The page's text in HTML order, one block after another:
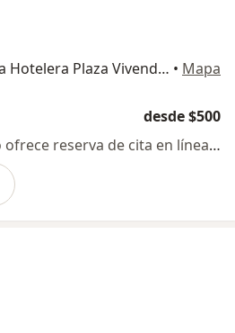
Av. Bonampak, Zona Hotelera Plaza Vivendi Americas Mza. 1 Super Mza 4 Lte. 4 y 5 Segundo Piso, Cancun • Mapa
desde $500
Este especialista no ofrece reserva de cita en línea en esta dirección.